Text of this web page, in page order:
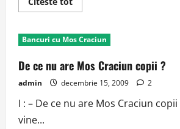
more
Bancuri cu Mos Craciun
De ce nu are Mos Craciun copii ?
admin decembrie 15, 2009 2
I : – De ce nu are Mos Craciun copii
vine...